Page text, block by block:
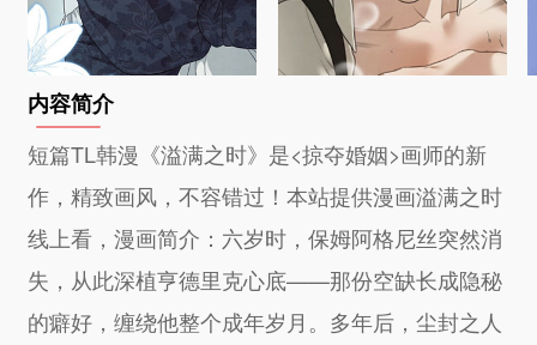
内容简介
短篇TL韩漫《溢满之时》是<掠夺婚姻>画师的新
作，精致画风，不容错过！本站提供漫画溢满之时
线上看，漫画简介：六岁时，保姆阿格尼丝突然消
失，从此深植亨德里克心底——那份空缺长成隐秘
的癖好，缠绕他整个成年岁月。多年后，尘封之人